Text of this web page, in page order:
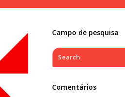
Campo de pesquisa
Search
Comentários